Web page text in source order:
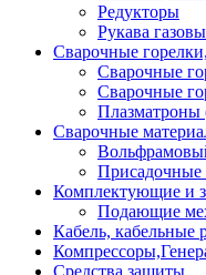
Редукторы
Рукава
Сварочные
Сварочные
Сварочные
Плазматроны
Сварочные
Присадочные
Комплектующие и
Подающие
Кабель, кабельные